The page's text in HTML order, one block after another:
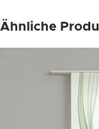
Ähnliche